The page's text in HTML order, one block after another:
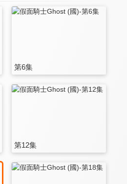
第6集
第12集